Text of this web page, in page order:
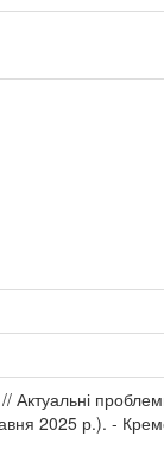
проблеми
2025 р.). -